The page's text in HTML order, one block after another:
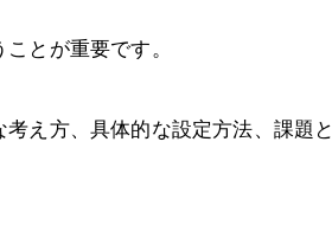
とが重要です。
え方、具体的な設定方法、課題と